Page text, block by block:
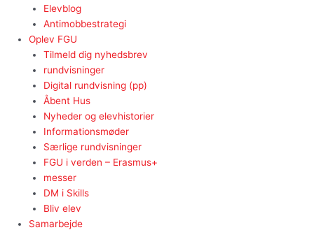
Elevblog
Antimobbestrategi
Oplev FGU
Tilmeld dig nyhedsbrev
rundvisninger
Digital rundvisning (pp)
Åbent Hus
Nyheder og elevhistorier
Informationsmøder
Særlige rundvisninger
FGU i verden – Erasmus+
messer
DM i Skills
Bliv elev
Samarbejde